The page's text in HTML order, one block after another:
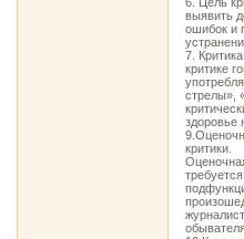
выявить
ошибок и
7.
критике
стрелы»,
здоровье
критики.